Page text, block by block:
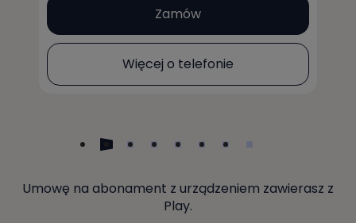
Zamów
Więcej o telefonie
Umowę na abonament z urządzeniem zawierasz z
Play.